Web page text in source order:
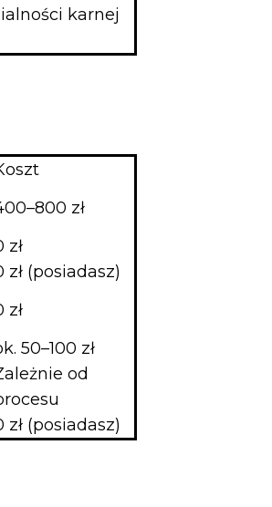
karnej
zł
zł
zł (posiadasz)
zł
50–100 zł
od
zł (posiadasz)